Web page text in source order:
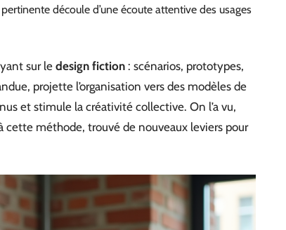
découle d’une écoute attentive des usages
sur le design fiction : scénarios, prototypes,
projette l’organisation vers des modèles de
et stimule la créativité collective. On l’a vu,
cette méthode, trouvé de nouveaux leviers pour